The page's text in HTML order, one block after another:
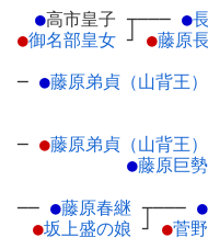
●高市皇子 ┬
●御名部皇女 ┘
─── ●
●藤原
─ ●藤原弟貞（山背王）
─ ●藤原弟貞（山背王
●藤原巨
── ●藤原春継 ┬
●坂上盛の娘 ┘
─── ●
●菅